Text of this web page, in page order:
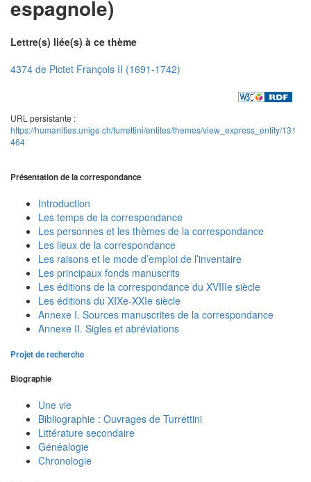
espagnole)
Lettre(s) liée(s) à ce thème
4374 de Pictet François II (1691-1742)
URL persistante :
https://humanities.unige.ch/turrettini/entites/themes/view_express_entity/131
464
Présentation de la correspondance
Introduction
Les temps de la correspondance
Les personnes et les thèmes de la correspondance
Les lieux de la correspondance
Les raisons et le mode d’emploi de l’inventaire
Les principaux fonds manuscrits
Les éditions de la correspondance du XVIIIe siècle
Les éditions du XIXe-XXIe siècle
Annexe I. Sources manuscrites de la correspondance
Annexe II. Sigles et abréviations
Projet de recherche
Biographie
Une vie
Bibliographie : Ouvrages de Turrettini
Littérature secondaire
Généalogie
Chronologie